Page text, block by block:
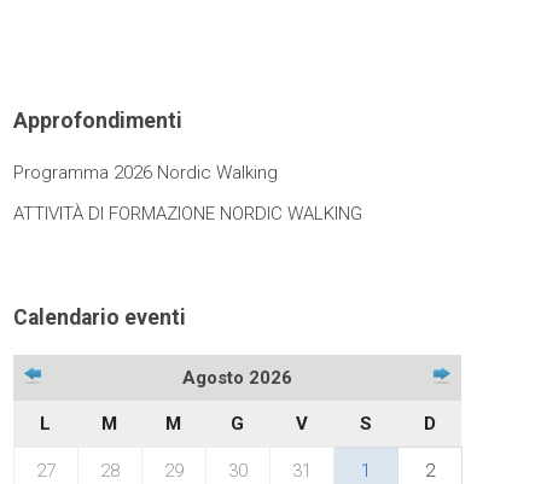
Approfondimenti
Programma 2026 Nordic Walking
ATTIVITÀ DI FORMAZIONE NORDIC WALKING
Calendario eventi
Agosto 2026
L M M G V S D
27 28 29 30 31 1 2